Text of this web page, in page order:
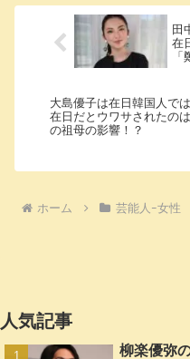
田
在
大島優子は在日韓国人で
在日だとウワサされたの
の祖母の影響！？
ホーム 芸能人ｰ女性
人気記事
柳楽優弥